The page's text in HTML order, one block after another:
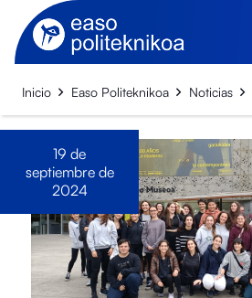
Inicio Easo Politeknikoa Noticias
19 de
septiembre de
2024